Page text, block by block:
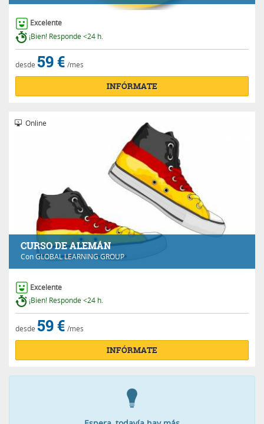
Excelente
¡Bien! Responde <24 h.
desde 59 € /mes
INFÓRMATE
CURSO DE ALEMÁN
ConGLOBAL LEARNING GROUP
Online
Excelente
¡Bien! Responde <24 h.
desde 59 € /mes
INFÓRMATE